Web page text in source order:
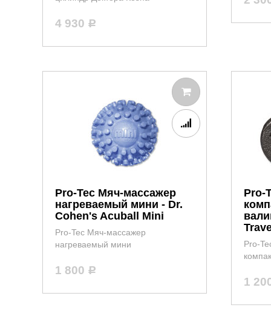
4 930 Р
Pro-Tec Мяч-массажер
нагреваемый мини - Dr.
Cohen's Acuball Mini
Pro-Tec Мяч-массажер
нагреваемый мини
1 800 Р
Pro-
Pro-
1